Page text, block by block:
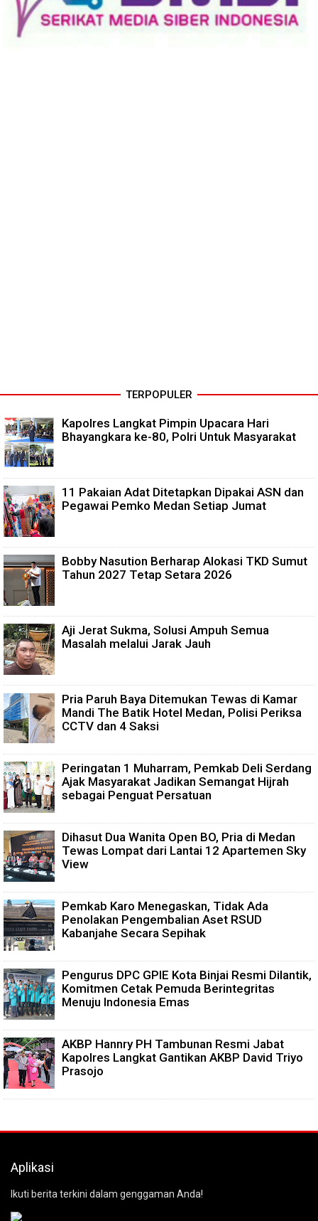
TERPOPULER
Kapolres Langkat Pimpin Upacara Hari
Bhayangkara ke-80, Polri Untuk Masyarakat
11 Pakaian Adat Ditetapkan Dipakai ASN dan
Pegawai Pemko Medan Setiap Jumat
Bobby Nasution Berharap Alokasi TKD Sumut
Tahun 2027 Tetap Setara 2026
Aji Jerat Sukma, Solusi Ampuh Semua
Masalah melalui Jarak Jauh
Pria Paruh Baya Ditemukan Tewas di Kamar
Mandi The Batik Hotel Medan, Polisi Periksa
CCTV dan 4 Saksi
Peringatan 1 Muharram, Pemkab Deli Serdang
Ajak Masyarakat Jadikan Semangat Hijrah
sebagai Penguat Persatuan
Dihasut Dua Wanita Open BO, Pria di Medan
Tewas Lompat dari Lantai 12 Apartemen Sky
View
Pemkab Karo Menegaskan, Tidak Ada
Penolakan Pengembalian Aset RSUD
Kabanjahe Secara Sepihak
Pengurus DPC GPIE Kota Binjai Resmi Dilantik,
Komitmen Cetak Pemuda Berintegritas
Menuju Indonesia Emas
AKBP Hannry PH Tambunan Resmi Jabat
Kapolres Langkat Gantikan AKBP David Triyo
Prasojo
Aplikasi
Ikuti berita terkini dalam genggaman Anda!